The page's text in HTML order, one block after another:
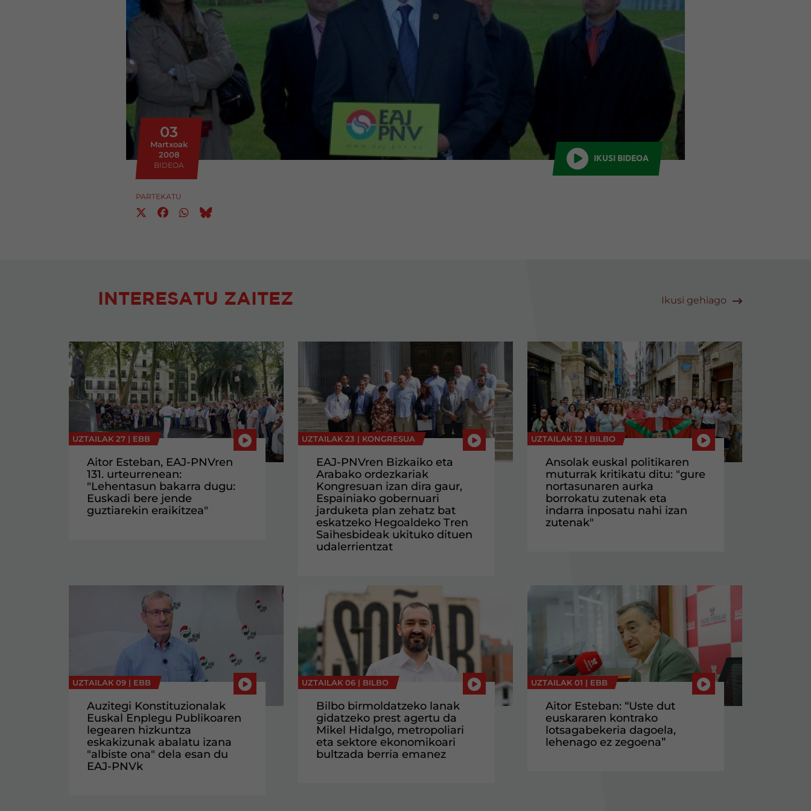
03
Martxoak
2008
BIDEOA
IKUSI BIDEOA
PARTEKATU
INTERESATU ZAITEZ Ikusi gehiago
UZTAILAK 27 | EBB
Aitor Esteban, EAJ-PNVren
131. urteurrenean:
"Lehentasun bakarra dugu:
Euskadi bere jende
guztiarekin eraikitzea"
UZTAILAK 23 | KONGRESUA
EAJ-PNVren Bizkaiko eta
Arabako ordezkariak
Kongresuan izan dira gaur,
Espainiako gobernuari
jarduketa plan zehatz bat
eskatzeko Hegoaldeko Tren
Saihesbideak ukituko dituen
udalerrientzat
UZTAILAK 12 | BILBO
Ansolak euskal politikaren
muturrak kritikatu ditu: "gure
nortasunaren aurka
borrokatu zutenak eta
indarra inposatu nahi izan
zutenak"
UZTAILAK 09 | EBB
Auzitegi Konstituzionalak
Euskal Enplegu Publikoaren
legearen hizkuntza
eskakizunak abalatu izana
"albiste ona" dela esan du
EAJ-PNVk
UZTAILAK 06 | BILBO
Bilbo birmoldatzeko lanak
gidatzeko prest agertu da
Mikel Hidalgo, metropoliari
eta sektore ekonomikoari
bultzada berria emanez
UZTAILAK 01 | EBB
Aitor Esteban: “Uste dut
euskararen kontrako
lotsagabekeria dagoela,
lehenago ez zegoena”